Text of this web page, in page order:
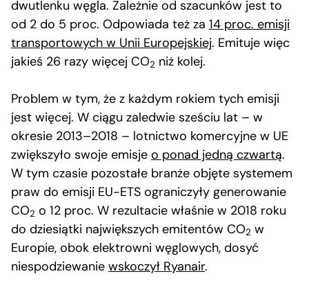
dwutlenku węgla. Zależnie od szacunków jest to
od 2 do 5 proc. Odpowiada też za 14 proc. emisji
transportowych w Unii Europejskiej. Emituje więc
jakieś 26 razy więcej CO2 niż kolej.
Problem w tym, że z każdym rokiem tych emisji
jest więcej. W ciągu zaledwie sześciu lat – w
okresie 2013–2018 – lotnictwo komercyjne w UE
zwiększyło swoje emisje o ponad jedną czwartą.
W tym czasie pozostałe branże objęte systemem
praw do emisji EU-ETS ograniczyły generowanie
CO2 o 12 proc. W rezultacie właśnie w 2018 roku
do dziesiątki największych emitentów CO2 w
Europie, obok elektrowni węglowych, dosyć
niespodziewanie wskoczył Ryanair.